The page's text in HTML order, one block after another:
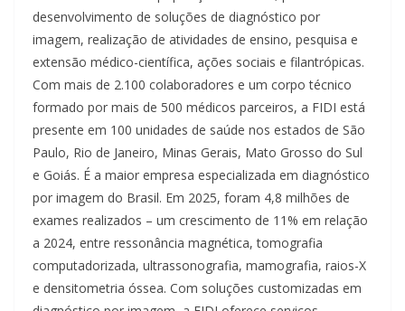
desenvolvimento de soluções de diagnóstico por
imagem, realização de atividades de ensino, pesquisa e
extensão médico-científica, ações sociais e filantrópicas.
Com mais de 2.100 colaboradores e um corpo técnico
formado por mais de 500 médicos parceiros, a FIDI está
presente em 100 unidades de saúde nos estados de São
Paulo, Rio de Janeiro, Minas Gerais, Mato Grosso do Sul
e Goiás. É a maior empresa especializada em diagnóstico
por imagem do Brasil. Em 2025, foram 4,8 milhões de
exames realizados – um crescimento de 11% em relação
a 2024, entre ressonância magnética, tomografia
computadorizada, ultrassonografia, mamografia, raios-X
e densitometria óssea. Com soluções customizadas em